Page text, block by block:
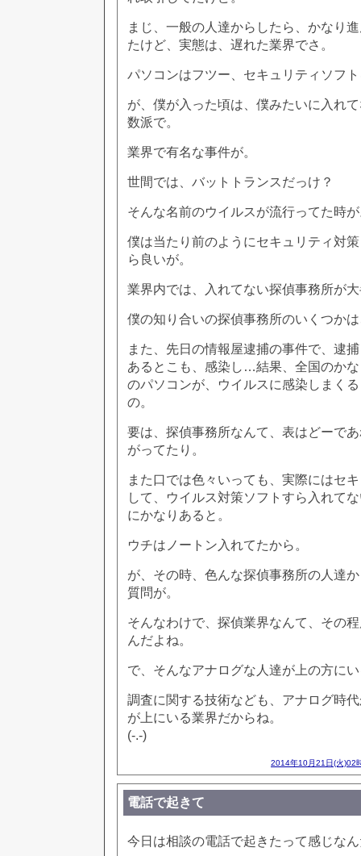
まじ、一般の人達からしたら、かなり
たけど、実態は、遅れた業界でさ。
パソコンはフツー、セキュリティソフ
が、僕が入った頃は、僕みたいに入れ
数派で。
業界で有名な事件が。
世間では、バットトランスだっけ？
そんな名前のウイルスが流行ってた時
僕は当たり前のようにセキュリティ対
ら良いが。
業界内では、入れてない探偵事務所が
僕の知り合いの探偵事務所のいくつか
また、先日の情報屋逮捕の事件で、逮
あるとこも、感染し…結果、全国のか
のパソコンが、ウイルスに感染しまく
の。
要は、探偵事務所なんて、表はどーで
がってたり。
また口では色々いっても、実際にはセ
して、ウイルス対策ソフトすら入れて
にかなりあると。
ウチはノートン入れてたから。
が、その時、色んな探偵事務所の人達
質問が。
そんなわけで、探偵業界なんて、その
んだよね。
で、そんなアナログな人達が上の方に
調査に関する技術なども、アナログ時
が上にいる業界だからね。
(-.-)
2014年10月21日(火)02
電話で起きて
今日は相談の電話で起きたって感じな